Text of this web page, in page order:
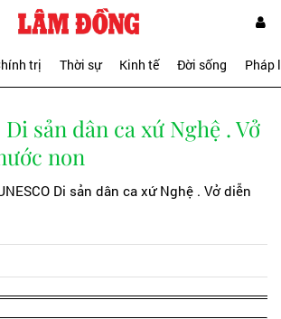
trị Thời sự Kinh tế Đời sống Pháp
Di sản dân ca xứ Nghệ . ‎Vở
non
Di sản dân ca xứ Nghệ . ‎Vở diễn